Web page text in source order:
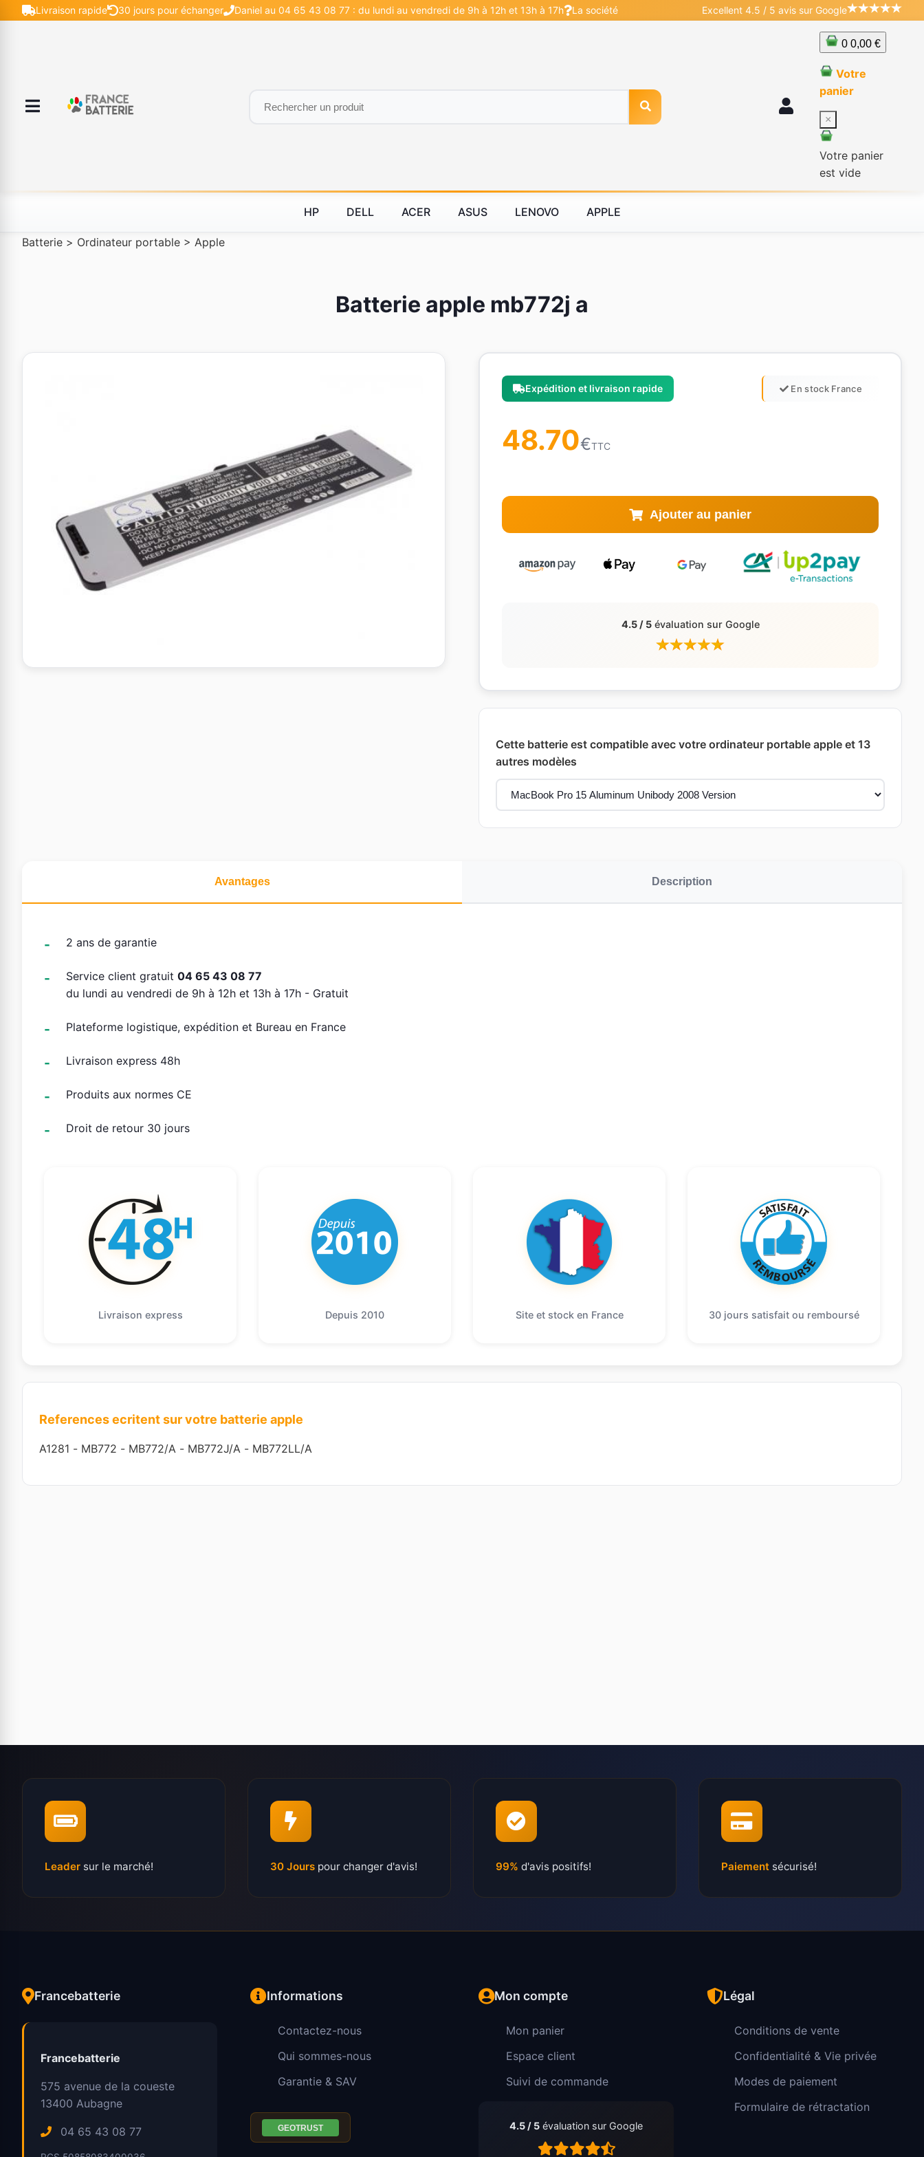
Livraison rapide 30 jours pour échanger Daniel au 04 65 43 08 77 : du lundi au vendredi de 9h à 12h et 13h à 17h La société Excellent 4.5 / 5 avis sur Google
0 0,00 €
Votre
panier
×
Votre panier
est vide
HP DELL ACER ASUS LENOVO APPLE
Batterie > Ordinateur portable > Apple
Batterie apple mb772j a
Expédition et livraison rapide En stock France
48.70€TTC
Ajouter au panier
4.5 / 5évaluation sur Google
Cette batterie est compatible avec votre ordinateur portable apple et 13
autres modèles
Avantages Description
2 ans de garantie
Service client gratuit 04 65 43 08 77
du lundi au vendredi de 9h à 12h et 13h à 17h - Gratuit
Plateforme logistique, expédition et Bureau en France
Livraison express 48h
Produits aux normes CE
Droit de retour 30 jours
Livraison express Depuis 2010 Site et stock en France 30 jours satisfait ou remboursé
References ecritent sur votre batterie apple
A1281 - MB772 - MB772/A - MB772J/A - MB772LL/A
Leader sur le marché! 30 Jours pour changer d'avis! 99% d'avis positifs! Paiement sécurisé!
Francebatterie
Francebatterie
575 avenue de la coueste
13400 Aubagne
04 65 43 08 77
Informations
Contactez-nous
Qui sommes-nous
Garantie & SAV
Mon compte
Mon panier
Espace client
Suivi de commande
4.5 / 5 évaluation sur Google
Légal
Conditions de vente
Confidentialité & Vie privée
Modes de paiement
Formulaire de rétractation